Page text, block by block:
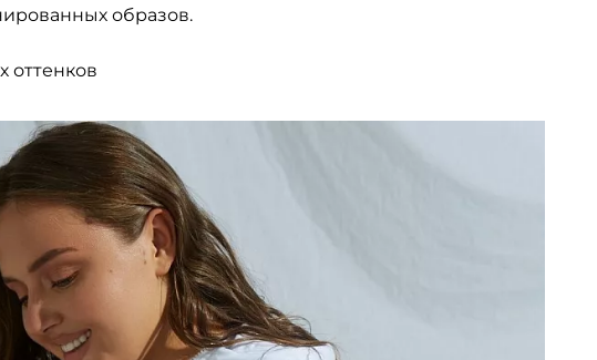
образов.
оттенков